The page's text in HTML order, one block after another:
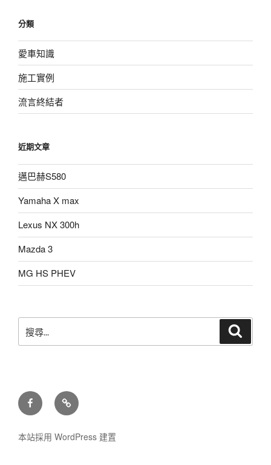
分類
愛車知識
施工實例
流言終結者
近期文章
邁巴赫S580
Yamaha X max
Lexus NX 300h
Mazda 3
MG HS PHEV
尋
facebookLINE
本站採用 WordPress 建置